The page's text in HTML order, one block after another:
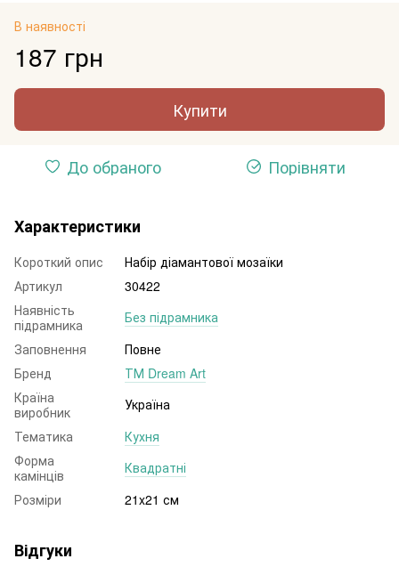
В наявності
187 грн
Купити
До обраного Порівняти
Характеристики
Короткий опис
Набір діамантової мозаїки
Артикул
30422
Наявність
підрамника
Без підрамника
Заповнення
Повне
Бренд
ТМ Dream Art
Країна
виробник
Україна
Тематика
Кухня
Форма
камінців
Квадратні
Розміри
21x21 см
Відгуки